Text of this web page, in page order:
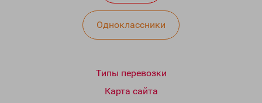
Одноклассники
Типы перевозки
Карта сайта